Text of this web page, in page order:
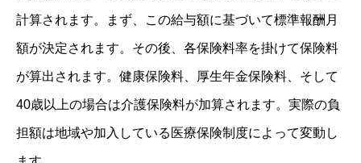
計算されます。まず、この給与額に基づいて標準報酬月
額が決定されます。その後、各保険料率を掛けて保険料
が算出されます。健康保険料、厚生年金保険料、そして
40歳以上の場合は介護保険料が加算されます。実際の負
担額は地域や加入している医療保険制度によって変動し